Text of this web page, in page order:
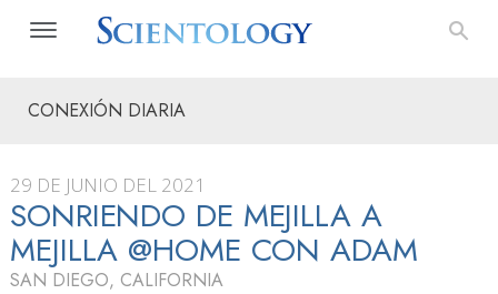
CONEXIÓN DIARIA
29 DE JUNIO DEL 2021
SONRIENDO DE MEJILLA A
MEJILLA @HOME CON ADAM
SAN DIEGO, CALIFORNIA